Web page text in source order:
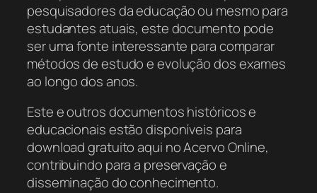
pesquisadores da educação ou mesmo para
estudantes atuais, este documento pode
ser uma fonte interessante para comparar
métodos de estudo e evolução dos exames
ao longo dos anos.
Este e outros documentos históricos e
educacionais estão disponíveis para
download gratuito aqui no Acervo Online,
contribuindo para a preservação e
disseminação do conhecimento.